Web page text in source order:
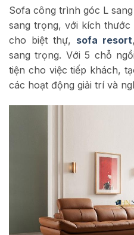
Sofa công trình góc L
sang trọng, với kích
cho biệt thự, sofa resort
sang trọng. Với 5 chỗ
tiện cho việc tiếp khách,
các hoạt động giải trí và